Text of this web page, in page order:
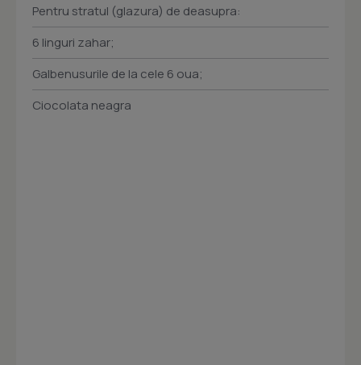
Pentru stratul (glazura) de deasupra:
6 linguri zahar;
Galbenusurile de la cele 6 oua;
Ciocolata neagra